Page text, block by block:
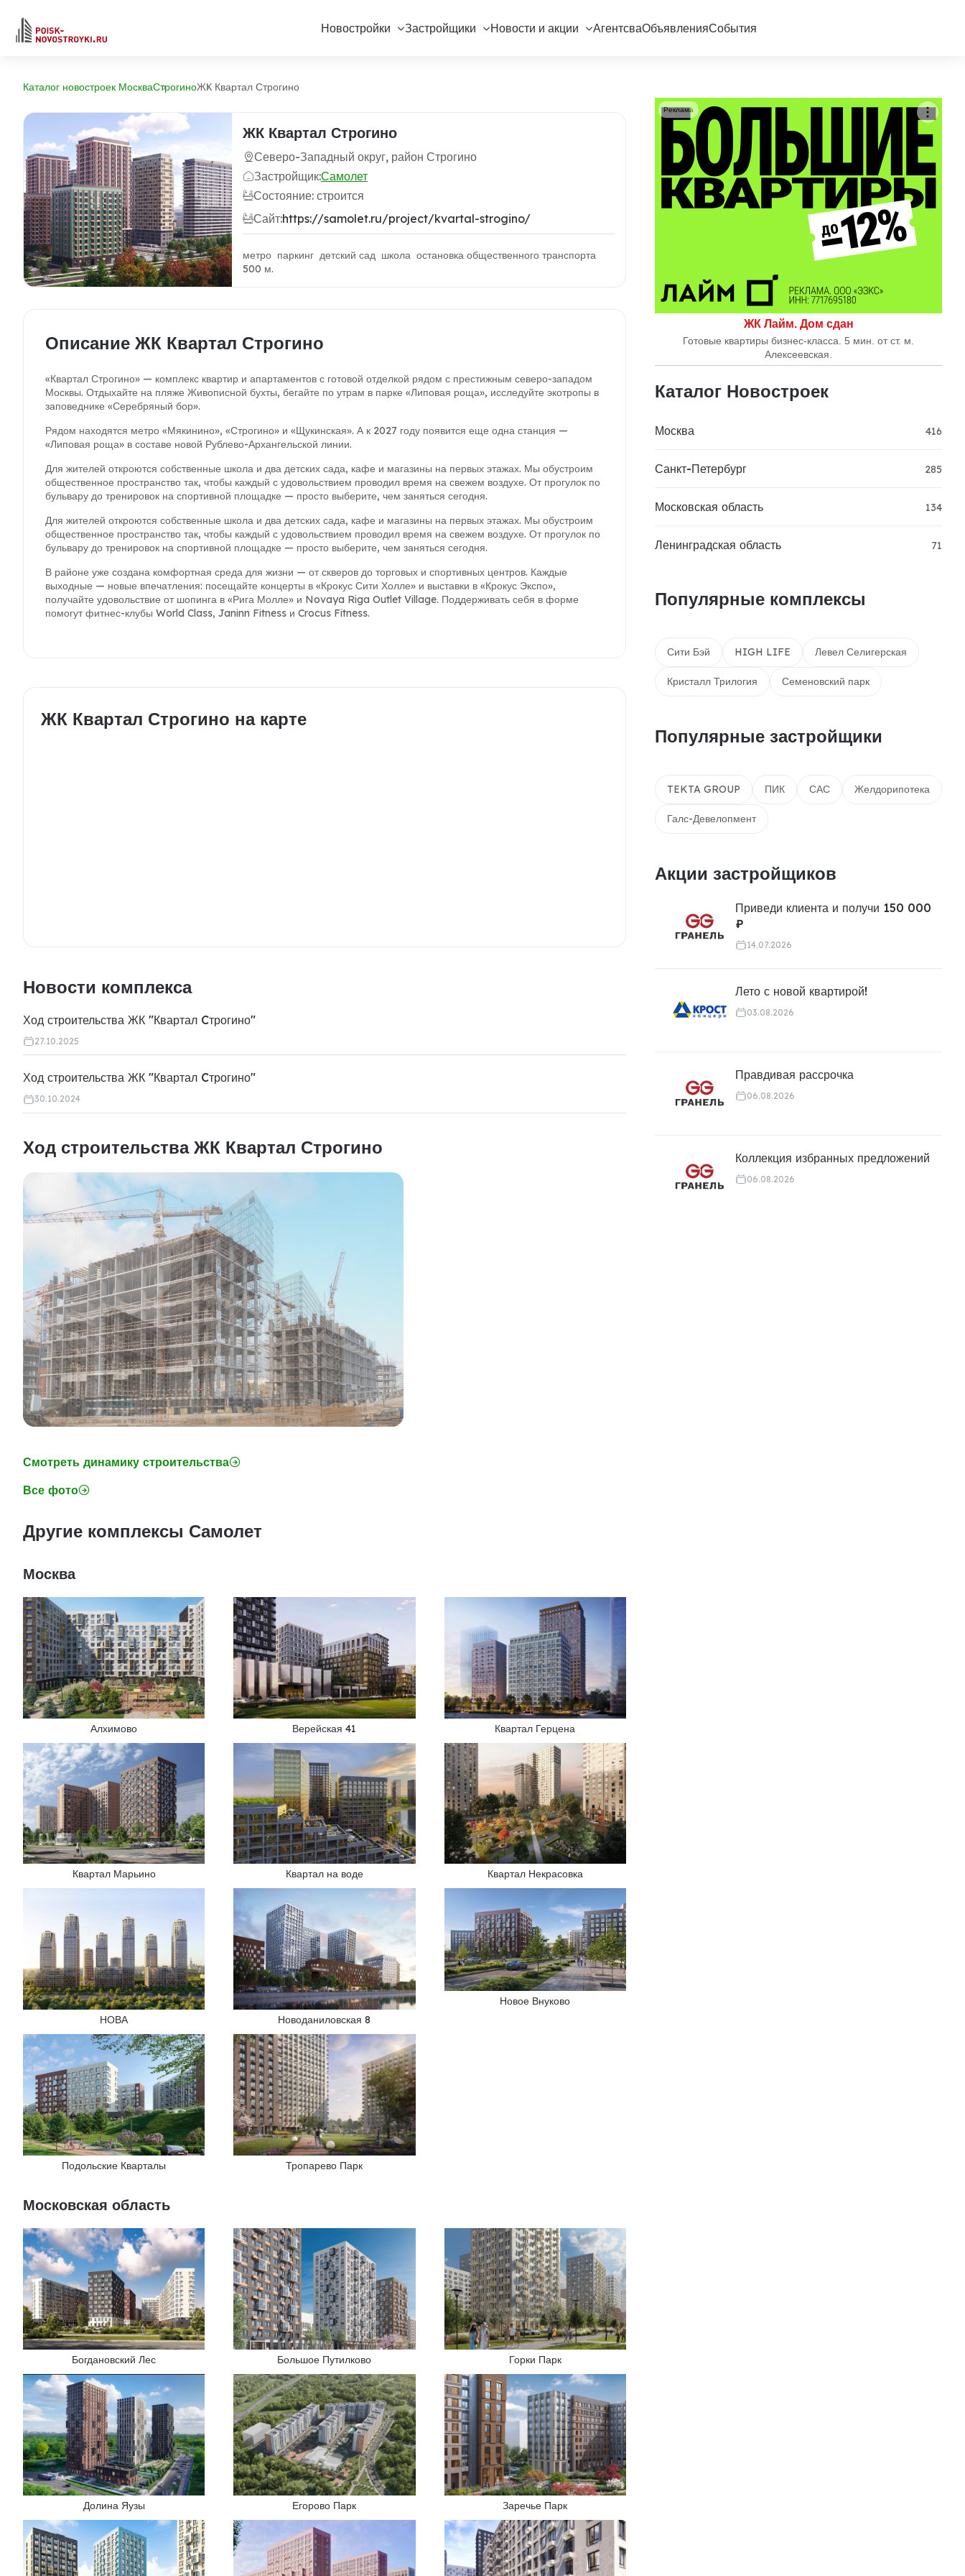
Новостройки Застройщики Новости и акции АгентсваОбъявленияСобытия
Каталог новостроек МоскваСтрогиноЖК Квартал Строгино
ЖК Квартал Строгино
Северо-Западный округ, район Строгино
Застройщик:Самолет
Состояние: строится
Сайт:https://samolet.ru/project/kvartal-strogino/
метро паркинг детский сад школа остановка общественного транспорта
500 м.
Описание ЖК Квартал Строгино
«Квартал Строгино» — комплекс квартир и апартаментов с готовой отделкой рядом с престижным северо-западом
Москвы. Отдыхайте на пляже Живописной бухты, бегайте по утрам в парке «Липовая роща», исследуйте экотропы в
заповеднике «Серебряный бор».
Рядом находятся метро «Мякинино», «Строгино» и «Щукинская». А к 2027 году появится еще одна станция —
«Липовая роща» в составе новой Рублево-Архангельской линии.
Для жителей откроются собственные школа и два детских сада, кафе и магазины на первых этажах. Мы обустроим
общественное пространство так, чтобы каждый с удовольствием проводил время на свежем воздухе. От прогулок по
бульвару до тренировок на спортивной площадке — просто выберите, чем заняться сегодня.
Для жителей откроются собственные школа и два детских сада, кафе и магазины на первых этажах. Мы обустроим
общественное пространство так, чтобы каждый с удовольствием проводил время на свежем воздухе. От прогулок по
бульвару до тренировок на спортивной площадке — просто выберите, чем заняться сегодня.
В районе уже создана комфортная среда для жизни — от скверов до торговых и спортивных центров. Каждые
выходные — новые впечатления: посещайте концерты в «Крокус Сити Холле» и выставки в «Крокус Экспо»,
получайте удовольствие от шопинга в «Рига Молле» и Novaya Riga Outlet Village. Поддерживать себя в форме
помогут фитнес-клубы World Class, Janinn Fitness и Crocus Fitness.
ЖК Квартал Строгино на карте
Новости комплекса
Ход строительства ЖК "Квартал Cтрогино"
27.10.2025
Ход строительства ЖК "Квартал Cтрогино"
30.10.2024
Ход строительства ЖК Квартал Строгино
Смотреть динамику строительства
Все фото
Другие комплексы Самолет
Москва
Алхимово Верейская 41 Квартал Герцена
Квартал Марьино Квартал на воде Квартал Некрасовка
НОВА Новоданиловская 8
Новое Внуково
Подольские Кварталы Тропарево Парк
Московская область
Богдановский Лес Большое Путилково Горки Парк
Долина Яузы Егорово Парк Заречье Парк
ЖК Лайм. Дом сдан
Готовые квартиры бизнес-класса. 5 мин. от ст. м.
Алексеевская.
Реклама
Каталог Новостроек
Москва 416
Санкт-Петербург 285
Московская область 134
Ленинградская область 71
Популярные комплексы
Сити Бэй HIGH LIFE Левел Селигерская
Кристалл Трилогия Семеновский парк
Популярные застройщики
TEKTA GROUP ПИК САС Желдорипотека
Галс-Девелопмент
Акции застройщиков
Приведи клиента и получи 150 000
₽
14.07.2026
Лето с новой квартирой!
03.08.2026
Правдивая рассрочка
06.08.2026
Коллекция избранных предложений
06.08.2026